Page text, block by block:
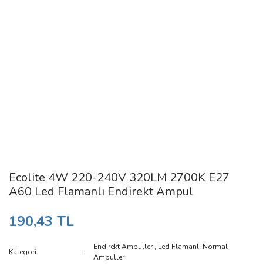
Ecolite 4W 220-240V 320LM 2700K E27
A60 Led Flamanlı Endirekt Ampul
190,43 TL
Kategori
Endirekt Ampuller, Led Flamanlı Normal
Ampuller